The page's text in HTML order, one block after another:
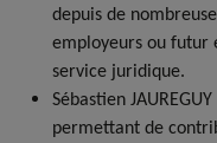
depuis de
employeurs ou futur
service juridique.
Sébastien
permettant de